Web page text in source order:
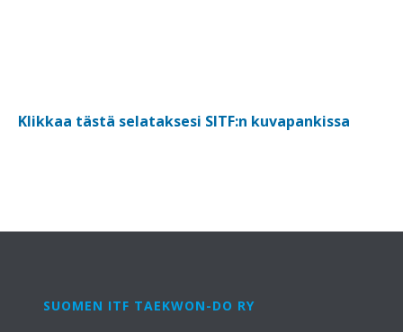
Klikkaa tästä selataksesi SITF:n kuvapankissa
SUOMEN ITF TAEKWON-DO RY